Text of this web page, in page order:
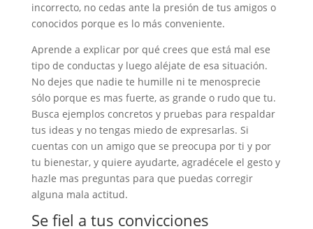
incorrecto, no cedas ante la presión de tus amigos o
conocidos porque es lo más conveniente.
Aprende a explicar por qué crees que está mal ese
tipo de conductas y luego aléjate de esa situación.
No dejes que nadie te humille ni te menosprecie
sólo porque es mas fuerte, as grande o rudo que tu.
Busca ejemplos concretos y pruebas para respaldar
tus ideas y no tengas miedo de expresarlas. Si
cuentas con un amigo que se preocupa por ti y por
tu bienestar, y quiere ayudarte, agradécele el gesto y
hazle mas preguntas para que puedas corregir
alguna mala actitud.
Se fiel a tus convicciones